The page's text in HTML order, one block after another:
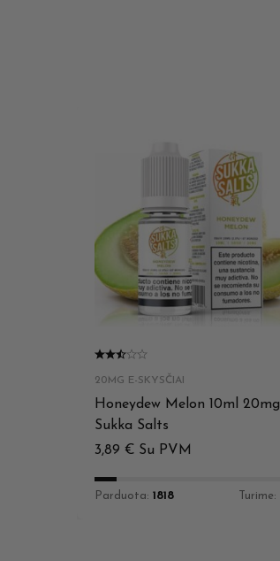
20MG E-SKYSČIAI
Honeydew Melon 10ml 20mg
Sukka Salts
3,89 € Su PVM
Parduota: 1818 Turime: